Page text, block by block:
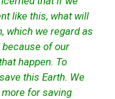
like this, what will
which we regard as
because of our
happen. To
this Earth. We
for saving